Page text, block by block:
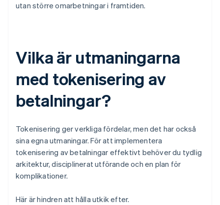
utan större omarbetningar i framtiden.
Vilka är utmaningarna
med tokenisering av
betalningar?
Tokenisering ger verkliga fördelar, men det har också
sina egna utmaningar. För att implementera
tokenisering av betalningar effektivt behöver du tydlig
arkitektur, disciplinerat utförande och en plan för
komplikationer.
Här är hindren att hålla utkik efter.